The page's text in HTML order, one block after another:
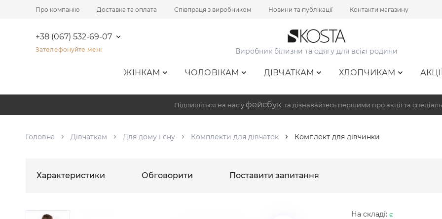
Про компанію Доставка та оплата Співпраця з виробником Новини та публікації Контакти магазину
+38 (067) 532-69-07
Зателефонуйте мені Виробник білизни та одягу для всієї родини
ЖІНКАМ ЧОЛОВІКАМ ДІВЧАТКАМ ХЛОПЧИКАМ
Підпишіться на нас у фейсбук , та дізнавайтесь першими про акції та
Головна Дівчаткам Для дому і сну Комплекти для дівчаток Комплект для дівчинки
Характеристики Обговорити Поставити запитання
На складі: є